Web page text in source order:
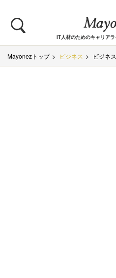
IT人材のためのキャリア
Mayonezトップ ビジネス ビジネ